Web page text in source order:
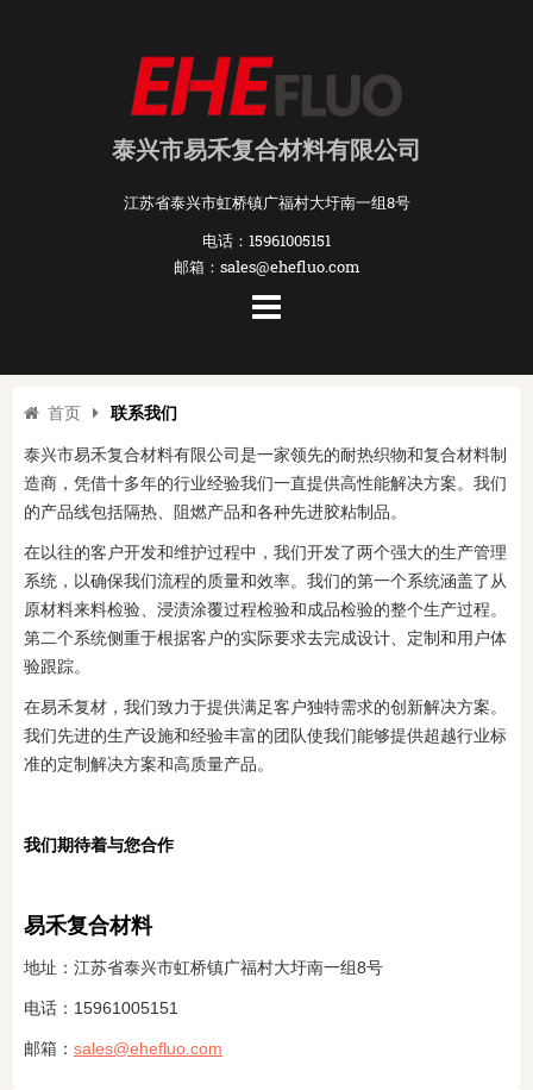
泰兴市易禾复合材料有限公司
江苏省泰兴市虹桥镇广福村大圩南一组8号
电话：15961005151
邮箱：sales@ehefluo.com
首页 联系我们
泰兴市易禾复合材料有限公司是一家领先的耐热织物和复合材料制
造商，凭借十多年的行业经验我们一直提供高性能解决方案。我们
的产品线包括隔热、阻燃产品和各种先进胶粘制品。
在以往的客户开发和维护过程中，我们开发了两个强大的生产管理
系统，以确保我们流程的质量和效率。我们的第一个系统涵盖了从
原材料来料检验、浸渍涂覆过程检验和成品检验的整个生产过程。
第二个系统侧重于根据客户的实际要求去完成设计、定制和用户体
验跟踪。
在易禾复材，我们致力于提供满足客户独特需求的创新解决方案。
我们先进的生产设施和经验丰富的团队使我们能够提供超越行业标
准的定制解决方案和高质量产品。
我们期待着与您合作
易禾复合材料
地址：江苏省泰兴市虹桥镇广福村大圩南一组8号
电话：15961005151
邮箱： sales@ehefluo.com